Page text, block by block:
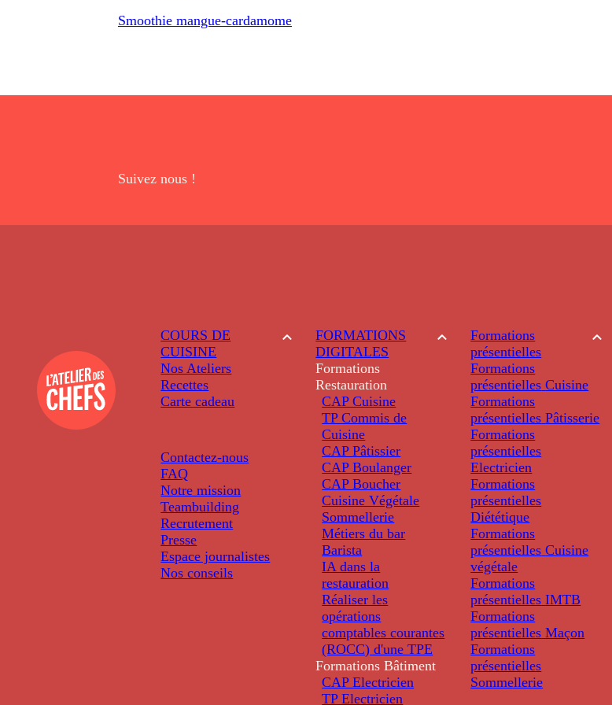
Smoothie mangue-cardamome
Suivez nous !
COURS DE
CUISINE
Nos Ateliers
Recettes
Carte cadeau
Contactez-nous
FAQ
Notre mission
Teambuilding
Recrutement
Presse
Espace journalistes
Nos conseils
FORMATIONS
DIGITALES
Formations
Restauration
CAP Cuisine
TP Commis de
Cuisine
CAP Pâtissier
CAP Boulanger
CAP Boucher
Cuisine Végétale
Sommellerie
Métiers du bar
Barista
IA dans la
restauration
Réaliser les
opérations
comptables courantes
(ROCC) d'une TPE
Formations Bâtiment
CAP Electricien
TP Electricien
Formations
présentielles
Formations
présentielles Cuisine
Formations
présentielles Pâtisserie
Formations
présentielles
Electricien
Formations
présentielles
Diététique
Formations
présentielles Cuisine
végétale
Formations
présentielles IMTB
Formations
présentielles Maçon
Formations
présentielles
Sommellerie